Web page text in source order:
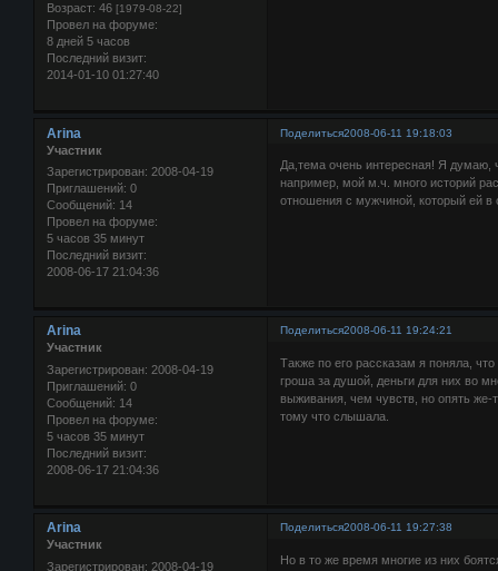
Возраст: 46 [1979-08-22]
Провел на форуме:
8 дней 5 часов
Последний визит:
2014-01-10 01:27:40
Поделиться2008-06-11 19:18:03
Arina
Участник
Зарегистрирован: 2008-04-19
Приглашений: 0
Сообщений: 14
Провел на форуме:
5 часов 35 минут
Последний визит:
2008-06-17 21:04:36
Да,тема очень интересная! Я думаю,
например, мой м.ч. много историй
отношения с мужчиной, который ей в
Поделиться2008-06-11 19:24:21
Arina
Участник
Зарегистрирован: 2008-04-19
Приглашений: 0
Сообщений: 14
Провел на форуме:
5 часов 35 минут
Последний визит:
2008-06-17 21:04:36
Также по его рассказам я поняла,
гроша за душой, деньги для них во
выживания, чем чувств, но опять
тому что слышала.
Поделиться2008-06-11 19:27:38
Arina
Участник
Зарегистрирован: 2008-04-19
Но в то же время многие из них